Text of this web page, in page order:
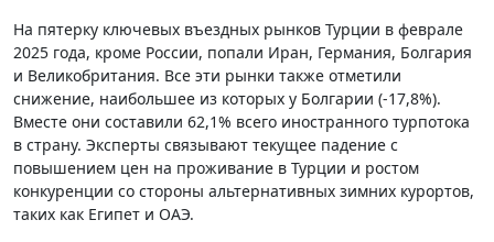
На пятерку ключевых въездных рынков Турции в феврале
2025 года, кроме России, попали Иран, Германия, Болгария
и Великобритания. Все эти рынки также отметили
снижение, наибольшее из которых у Болгарии (-17,8%).
Вместе они составили 62,1% всего иностранного турпотока
в страну. Эксперты связывают текущее падение с
повышением цен на проживание в Турции и ростом
конкуренции со стороны альтернативных зимних курортов,
таких как Египет и ОАЭ.